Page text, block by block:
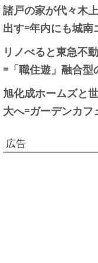
諸戸の家が代々木
出す=年内にも城
リノべると東急不
=「職住遊」融合
旭化成ホームズと
大へ=ガーデンカ
広告